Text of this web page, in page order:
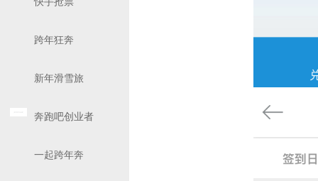
跨年狂奔
新年滑雪旅
奔跑吧创业者
一起跨年奔